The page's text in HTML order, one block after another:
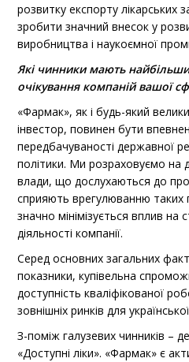
розвитку експорту лікарських
зробити значний внесок у
виробництва і наукоємної
Які чинники мають
очікування компаній вашої
«Фармак», як і будь-який
інвестор, повинен бути
передбачуваності державної
політики. Ми розраховуємо на
влади, що дослухаються до
сприяють врегулюванню таких
значно мінімізується вплив на
діяльності компанії.
Серед основних загальних
показники, купівельна
доступність кваліфікованої
зовнішніх ринків для
З-поміж галузевих чинників –
«Доступні ліки». «Фармак» є